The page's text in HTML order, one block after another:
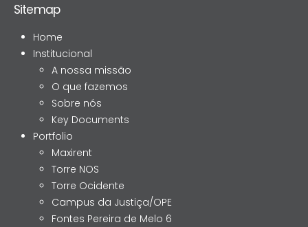
Sitemap
Home
Institucional
A nossa missão
O que fazemos
Sobre nós
Key Documents
Portfolio
Maxirent
Torre NOS
Torre Ocidente
Campus da Justiça/OPE
Fontes Pereira de Melo 6